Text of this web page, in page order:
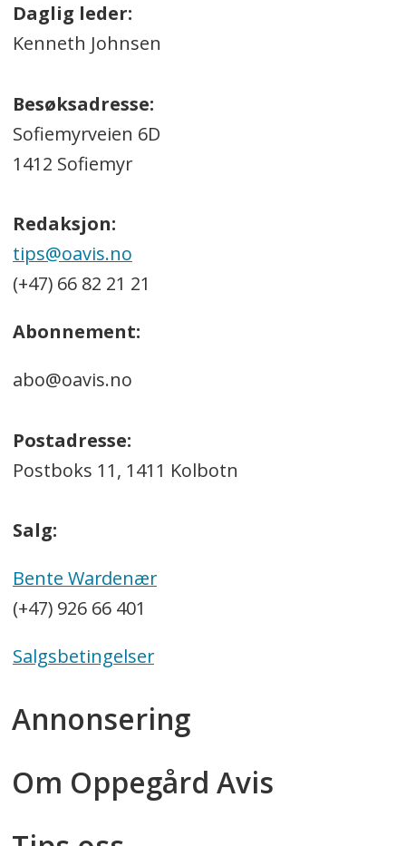
Daglig leder:
Kenneth Johnsen
Besøksadresse:
Sofiemyrveien 6D
1412 Sofiemyr
Redaksjon:
tips@oavis.no
(+47) 66 82 21 21
Abonnement:
abo@oavis.no
Postadresse:
Postboks 11, 1411 Kolbotn
Salg:
Bente Wardenær
(+47) 926 66 401
Salgsbetingelser
Annonsering
Om Oppegård Avis